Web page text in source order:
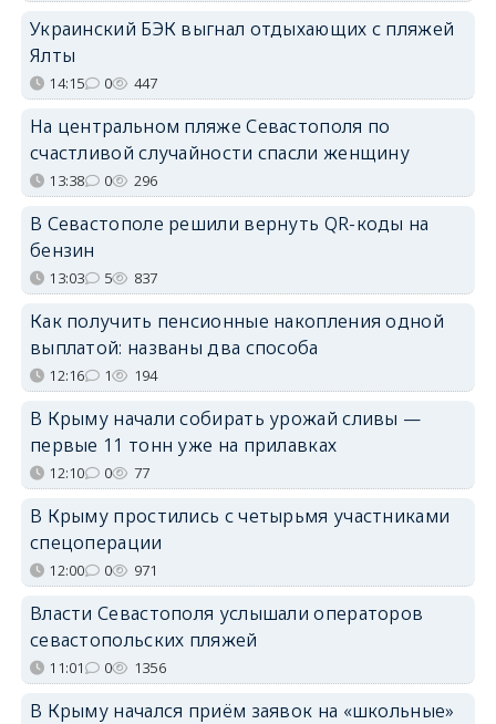
Украинский БЭК выгнал отдыхающих с пляжей
Ялты
14:15 0 447
На центральном пляже Севастополя по
счастливой случайности спасли женщину
13:38 0 296
В Севастополе решили вернуть QR-коды на
бензин
13:03 5 837
Как получить пенсионные накопления одной
выплатой: названы два способа
12:16 1 194
В Крыму начали собирать урожай сливы —
первые 11 тонн уже на прилавках
12:10 0 77
В Крыму простились с четырьмя участниками
спецоперации
12:00 0 971
Власти Севастополя услышали операторов
севастопольских пляжей
11:01 0 1356
В Крыму начался приём заявок на «школьные»